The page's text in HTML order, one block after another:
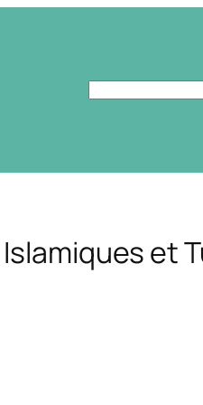
Rechercher
et